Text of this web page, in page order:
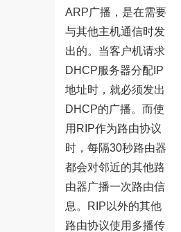
ARP广播，是在需要
与其他主机通信时发
出的。当客户机请求
DHCP服务器分配IP
地址时，就必须发出
DHCP的广播。而使
用RIP作为路由协议
时，每隔30秒路由器
都会对邻近的其他路
由器广播一次路由信
息。RIP以外的其他
路由协议使用多播传